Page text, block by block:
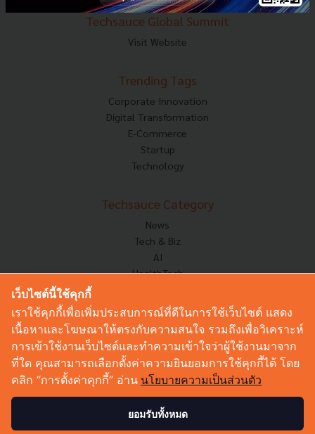
Techsauce Global Summit
Visit Website
Trending Tags
Corporate Innovation
Digital Transformation
E-Commerce
Startup
Technology
Techsauce Category
News
Tech & Biz
AI
HealthTech
Corp Innov
Saucy Thoughts
Sustainable
Videos
Podcast
เว็บไซต์นี้ใช้คุกกี้
เราใช้คุกกี้เพื่อเพิ่มประสบการณ์ที่ดีในการใช้เว็บไซต์ แสดง
เนื้อหาและโฆษณาให้ตรงกับความสนใจ รวมถึงเพื่อวิเคราะห์
การเข้าใช้งานเว็บไซต์และทำความเข้าใจว่าผู้ใช้งานมาจาก
ที่ใด คุณสามารถเลือกตั้งค่าความยินยอมการใช้คุกกี้ได้ โดย
คลิก “การตั้งค่าคุกกี้” อ่าน นโยบายความเป็นส่วนตัว
ยอมรับทั้งหมด